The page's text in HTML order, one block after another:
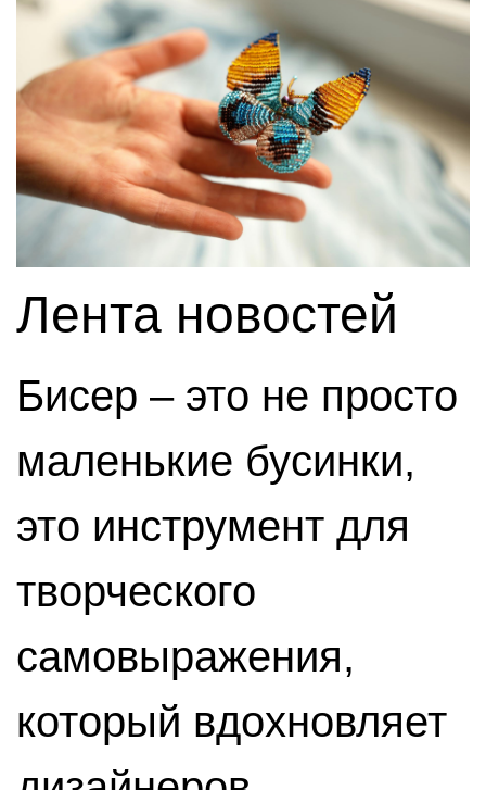
Лента новостей
Бисер – это не просто
маленькие бусинки,
это инструмент для
творческого
самовыражения,
который вдохновляет